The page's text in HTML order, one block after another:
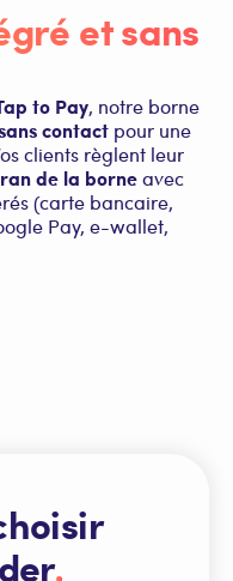
et sans
to Pay, notre borne
contact pour une
clients règlent leur
de la borneavec
(carte bancaire,
Pay, e-wallet,
.